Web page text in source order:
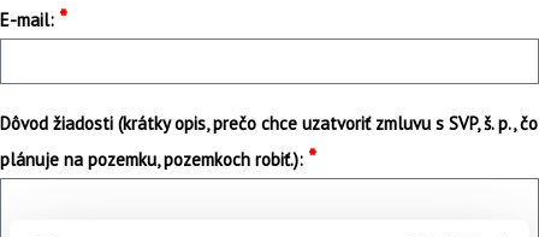
E-mail: *
Dôvod žiadosti (krátky opis, prečo chce uzatvoriť zmluvu s SVP, š. p., čo
plánuje na pozemku, pozemkoch robiť.): *